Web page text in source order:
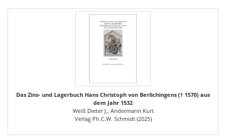
Das Zins- und Lagerbuch Hans Christoph von Berlichingens († 1570) aus
dem Jahr 1532
Weiß Dieter J., Andermann Kurt
Verlag Ph.C.W. Schmidt (2025)